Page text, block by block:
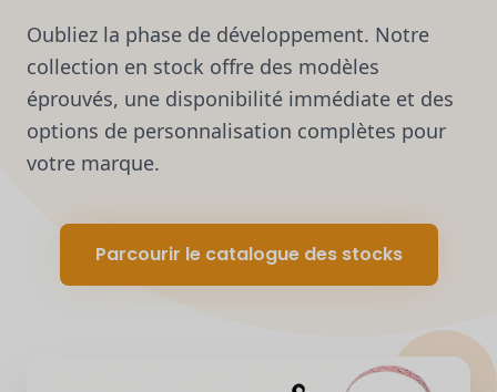
Oubliez la phase de développement. Notre
collection en stock offre des modèles
éprouvés, une disponibilité immédiate et des
options de personnalisation complètes pour
votre marque.
Parcourir le catalogue des stocks